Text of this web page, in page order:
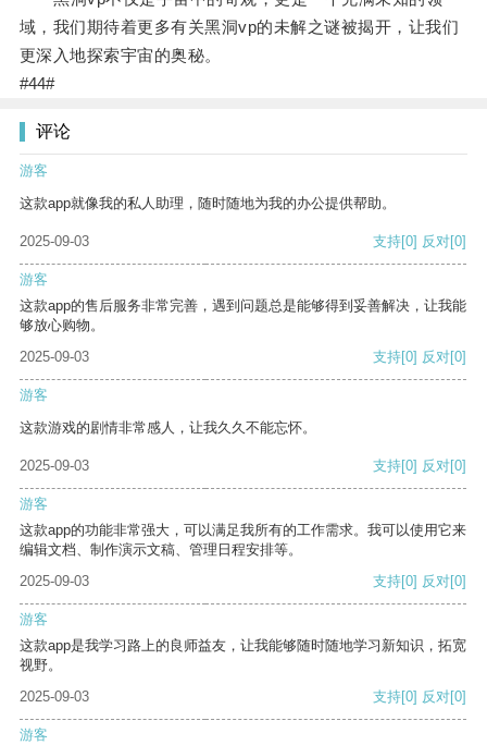
域，我们期待着更多有关黑洞vp的未解之谜被揭开，让我们
更深入地探索宇宙的奥秘。
#44#
评论
游客
这款app就像我的私人助理，随时随地为我的办公提供帮助。
2025-09-03 支持[0] 反对[0]
游客
这款app的售后服务非常完善，遇到问题总是能够得到妥善解决，让我能
够放心购物。
2025-09-03
支持[0] 反对[0]
游客
这款游戏的剧情非常感人，让我久久不能忘怀。
2025-09-03 支持[0] 反对[0]
游客
这款app的功能非常强大，可以满足我所有的工作需求。我可以使用它来
编辑文档、制作演示文稿、管理日程安排等。
2025-09-03
支持[0] 反对[0]
游客
这款app是我学习路上的良师益友，让我能够随时随地学习新知识，拓宽
视野。
2025-09-03
支持[0] 反对[0]
游客